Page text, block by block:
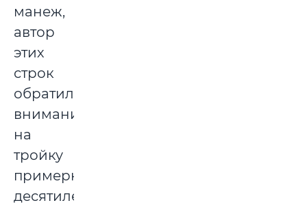
манеж,
автор
этих
строк
обратил
внимание
на
тройку
примерно
десятилетних